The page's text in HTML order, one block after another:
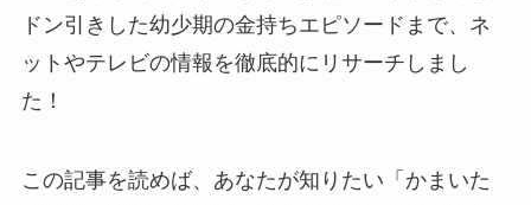
ドン引きした幼少期の金持ちエピソードまで、ネ
ットやテレビの情報を徹底的にリサーチしまし
た！
この記事を読めば、あなたが知りたい「かまいた